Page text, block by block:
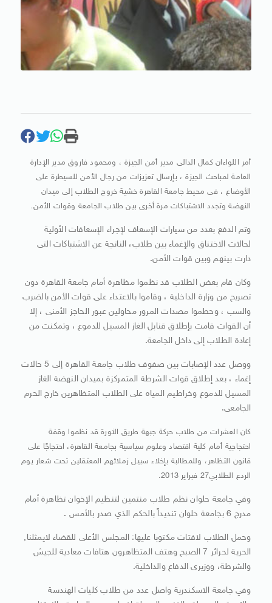
أمر اللواءان كمال الدالى مدير أمن الجيزة ، ومحمود فاروق مدير الإدارة
العامة لمباحث الجيزة ، بإرسال تعزيزات من رجال الأمن للسيطرة على
الأوضاع ، فى محيط جامعة القاهرة خشية خروج الطلاب إلى ميدان
النهضة وتجدد الاشتباكات مرة أخرى بين طلاب الجامعة وقوات الأمن.
وتم الدفع بعدد من سيارات الإسعاف لإجراء الإسعافات الأولية
لحالات الاختناق والإغماء بين طلاب، الناتجة عن الاشتباكات التى
دارت بينهم وبين قوات الأمن.
وكان قام بعض الطلاب قد نظموا مظاهرة أمام جامعة القاهرة دون
تصريح من وزارة الداخلية ، وقاموا بالاعتداء على قوات الأمن بالضرب
والسب ، وحطموا مصدات المرور محاولين عبور الحاجز الأمنى ، إلا
أن القوات قامت بإطلاق قنابل الغاز المسيل للدموع ، وتمكنت من
إعادة الطلاب إلى داخل الجامعة.
ووصل عدد الإصابات بين صفوف طلاب جامعة القاهرة إلى 5 حالات
إغماء ، بعد إطلاق قوات الشرطة المتمركزة بميدان النهضة الغاز
المسيل للدموع وخراطيم المياه على الطلاب المتظاهرين خارج الحرم
الجامعى.
كان العشرات من طلاب حركة جبهة طريق الثورة قد نظموا وقفة
احتجاجية أمام كلية اقتصاد وعلوم سياسية بجامعة القاهرة، احتجاجًا على
قانون التظاهر، وللمطالبة بإخلاء سبيل زملائهم المعتقلين تحت شعار يوم
الردع الطلابي27 فبراير 2013.
وفي جامعة حلوان نظم طلاب منتمين لتنظيم الإخوان تظاهرة أمام
مدرج 6 بجامعة حلوان تنديداً بالحكم الذي صدر بالأمس .
وحمل الطلاب لافتات مكتوبا عليها: المجلس الأعلى للقضاء لايمثلنا,
الحرية لحرائر 7 الصبح وهتف المتظاهرون هتافات معادية للجيش
والشرطة، ووزيرى الدفاع والداخلية.
وفي جامعة الاسكندرية واصل عدد من طلاب كليات الهندسة